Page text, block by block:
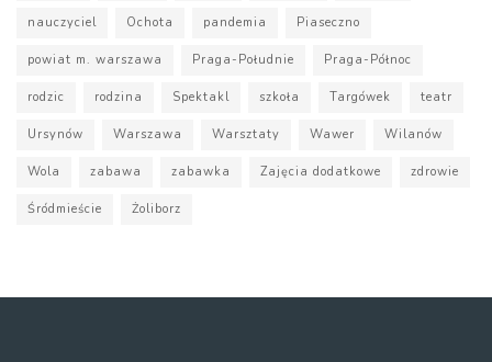
nauczyciel Ochota pandemia Piaseczno
powiat m. warszawa Praga-Południe Praga-Północ
rodzic rodzina Spektakl szkoła Targówek teatr
Ursynów Warszawa Warsztaty Wawer Wilanów
Wola zabawa zabawka Zajęcia dodatkowe zdrowie
Śródmieście Żoliborz